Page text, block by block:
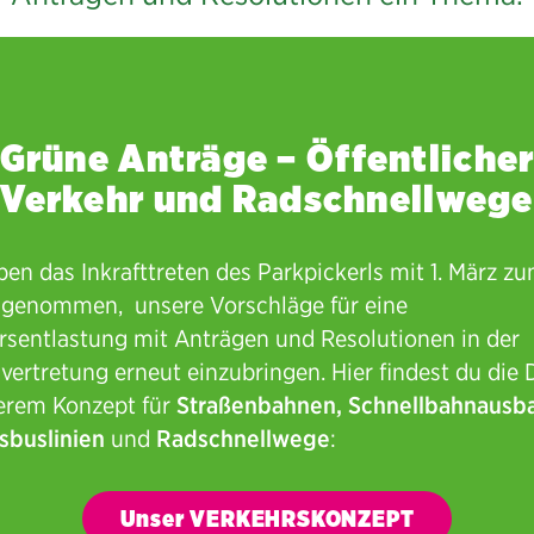
Grüne Anträge – Öffentlicher
Verkehr und Radschnellwege
das Inkrafttreten des Parkpickerls mit 1. März
unsere Vorschläge für eine
mit Anträgen und Resolutionen in der
erneut einzubringen. Hier findest du die
Konzept für Straßenbahnen,
und Radschnellwege:
Unser VERKEHRSKONZEPT